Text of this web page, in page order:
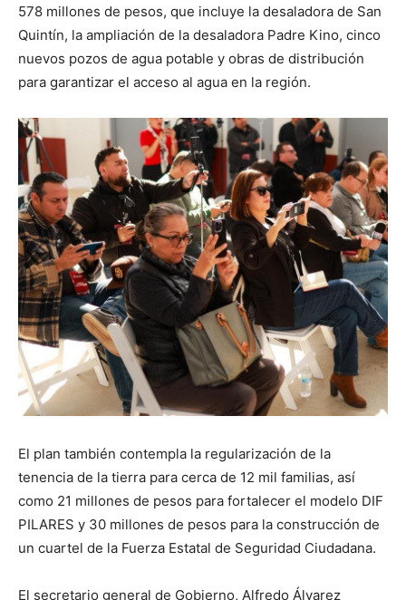
578 millones de pesos, que incluye la desaladora de San
Quintín, la ampliación de la desaladora Padre Kino, cinco
nuevos pozos de agua potable y obras de distribución
para garantizar el acceso al agua en la región.
El plan también contempla la regularización de la
tenencia de la tierra para cerca de 12 mil familias, así
como 21 millones de pesos para fortalecer el modelo DIF
PILARES y 30 millones de pesos para la construcción de
un cuartel de la Fuerza Estatal de Seguridad Ciudadana.
El secretario general de Gobierno, Alfredo Álvarez